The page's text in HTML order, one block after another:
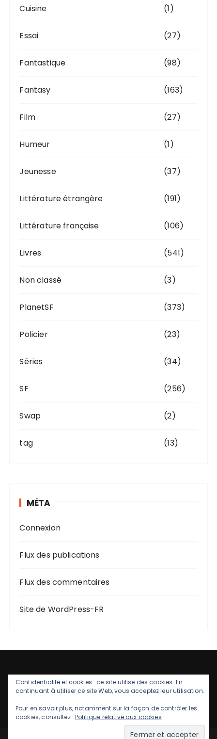
Cuisine (1)
Essai (27)
Fantastique (98)
Fantasy (163)
Film (27)
Humeur (1)
Jeunesse (37)
Littérature étrangère (191)
Littérature française (106)
Livres (541)
Non classé (3)
PlanetSF (373)
Policier (23)
Séries (34)
SF (256)
Swap (2)
tag (13)
MÉTA
Connexion
Flux des publications
Flux des commentaires
Site de WordPress-FR
Confidentialité et cookies : ce site utilise des cookies. En
continuant à utiliser ce site Web, vous acceptez leur utilisation.
Pour en savoir plus, notamment sur la façon de contrôler les
cookies, consultez :Politique relative aux cookies